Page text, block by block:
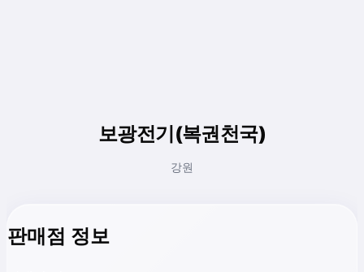
보광전기(복권천국)
강원
판매점 정보